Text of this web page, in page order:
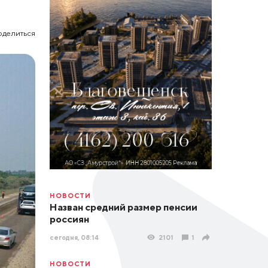
НОВОСТИ
Назван средний размер пенсии
россиян
сегодня, 08:14 2101 1
НОВОСТИ